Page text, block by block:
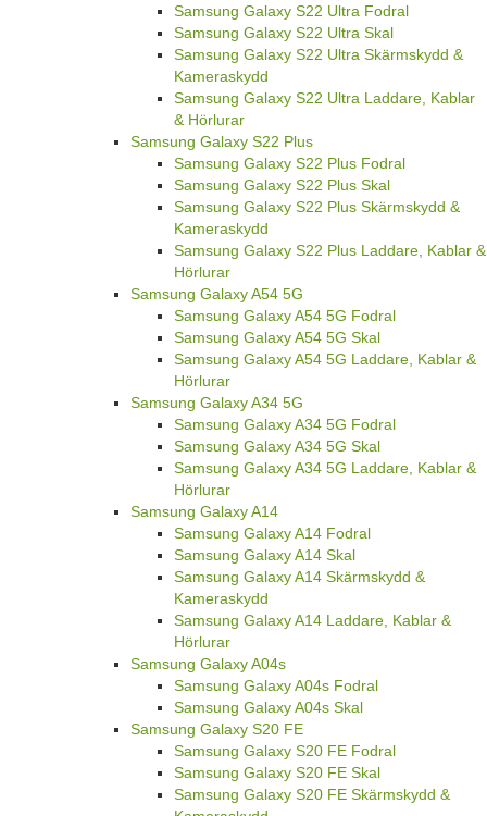
Samsung Galaxy S22 Ultra Fodral
Samsung Galaxy S22 Ultra Skal
Samsung Galaxy S22 Ultra Skärmskydd &
Kameraskydd
Samsung Galaxy S22 Ultra Laddare, Kablar
& Hörlurar
Samsung Galaxy S22 Plus
Samsung Galaxy S22 Plus Fodral
Samsung Galaxy S22 Plus Skal
Samsung Galaxy S22 Plus Skärmskydd &
Kameraskydd
Samsung Galaxy S22 Plus Laddare, Kablar &
Hörlurar
Samsung Galaxy A54 5G
Samsung Galaxy A54 5G Fodral
Samsung Galaxy A54 5G Skal
Samsung Galaxy A54 5G Laddare, Kablar &
Hörlurar
Samsung Galaxy A34 5G
Samsung Galaxy A34 5G Fodral
Samsung Galaxy A34 5G Skal
Samsung Galaxy A34 5G Laddare, Kablar &
Hörlurar
Samsung Galaxy A14
Samsung Galaxy A14 Fodral
Samsung Galaxy A14 Skal
Samsung Galaxy A14 Skärmskydd &
Kameraskydd
Samsung Galaxy A14 Laddare, Kablar &
Hörlurar
Samsung Galaxy A04s
Samsung Galaxy A04s Fodral
Samsung Galaxy A04s Skal
Samsung Galaxy S20 FE
Samsung Galaxy S20 FE Fodral
Samsung Galaxy S20 FE Skal
Samsung Galaxy S20 FE Skärmskydd &